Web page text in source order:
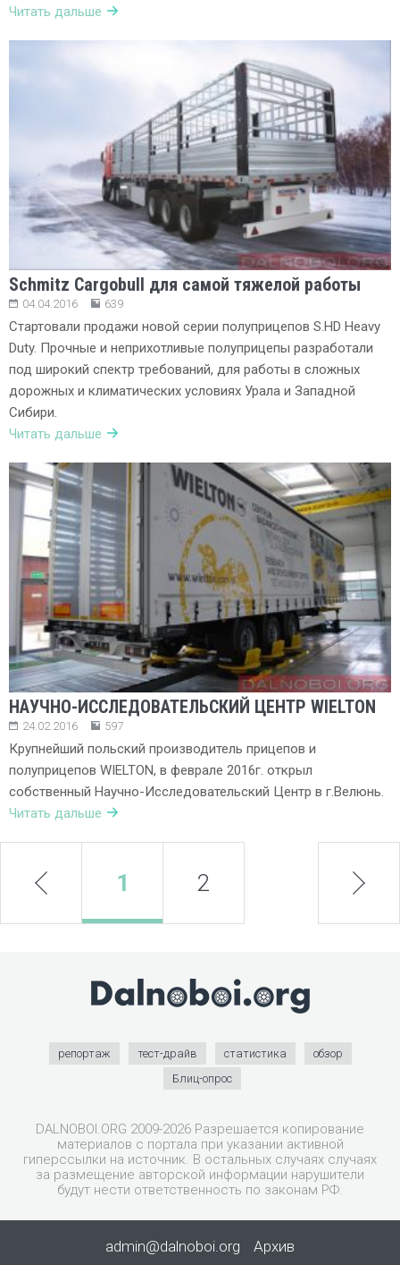
Читать дальше
Schmitz Cargobull для самой тяжелой работы
04.04.2016 639
Стартовали продажи новой серии полуприцепов S.HD Heavy
Duty. Прочные и неприхотливые полуприцепы разработали
под широкий спектр требований, для работы в сложных
дорожных и климатических условиях Урала и Западной
Сибири.
Читать дальше
НАУЧНО-ИССЛЕДОВАТЕЛЬСКИЙ ЦЕНТР WIELTON
24.02.2016 597
Крупнейший польский производитель прицепов и
полуприцепов WIELTON, в феврале 2016г. открыл
собственный Научно-Исследовательский Центр в г.Велюнь.
Читать дальше
prev 1 2 next
репортаж тест-драйв статистика
обзор
Блиц-опрос
DALNOBOI.ORG 2009-2026 Разрешается копирование
материалов с портала при указании активной
гиперссылки на источник. В остальных случаях случаях
за размещение авторской информации нарушители
будут нести ответственность по законам РФ.
admin@dalnoboi.org Архив